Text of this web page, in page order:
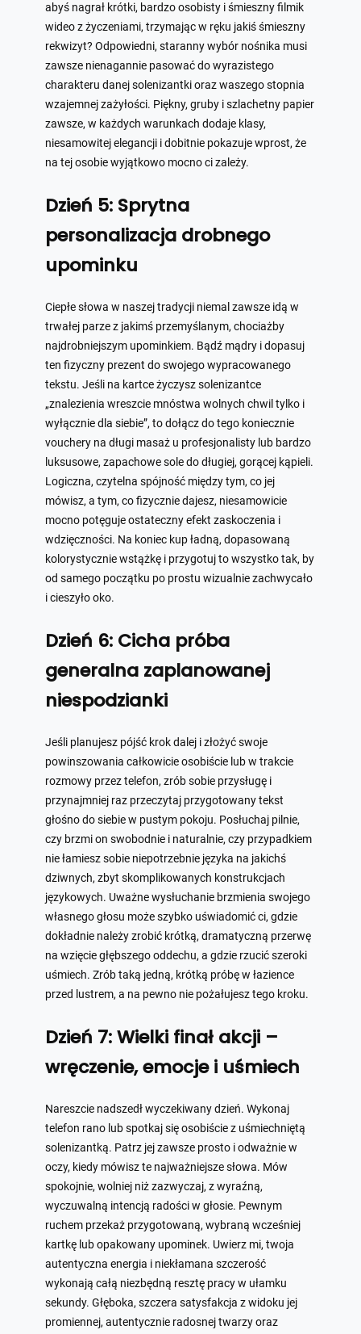
abyś nagrał krótki, bardzo osobisty i śmieszny filmik
wideo z życzeniami, trzymając w ręku jakiś śmieszny
rekwizyt? Odpowiedni, staranny wybór nośnika musi
zawsze nienagannie pasować do wyrazistego
charakteru danej solenizantki oraz waszego stopnia
wzajemnej zażyłości. Piękny, gruby i szlachetny papier
zawsze, w każdych warunkach dodaje klasy,
niesamowitej elegancji i dobitnie pokazuje wprost, że
na tej osobie wyjątkowo mocno ci zależy.
Dzień 5: Sprytna
personalizacja drobnego
upominku
Ciepłe słowa w naszej tradycji niemal zawsze idą w
trwałej parze z jakimś przemyślanym, chociażby
najdrobniejszym upominkiem. Bądź mądry i dopasuj
ten fizyczny prezent do swojego wypracowanego
tekstu. Jeśli na kartce życzysz solenizantce
„znalezienia wreszcie mnóstwa wolnych chwil tylko i
wyłącznie dla siebie”, to dołącz do tego koniecznie
vouchery na długi masaż u profesjonalisty lub bardzo
luksusowe, zapachowe sole do długiej, gorącej kąpieli.
Logiczna, czytelna spójność między tym, co jej
mówisz, a tym, co fizycznie dajesz, niesamowicie
mocno potęguje ostateczny efekt zaskoczenia i
wdzięczności. Na koniec kup ładną, dopasowaną
kolorystycznie wstążkę i przygotuj to wszystko tak, by
od samego początku po prostu wizualnie zachwycało
i cieszyło oko.
Dzień 6: Cicha próba
generalna zaplanowanej
niespodzianki
Jeśli planujesz pójść krok dalej i złożyć swoje
powinszowania całkowicie osobiście lub w trakcie
rozmowy przez telefon, zrób sobie przysługę i
przynajmniej raz przeczytaj przygotowany tekst
głośno do siebie w pustym pokoju. Posłuchaj pilnie,
czy brzmi on swobodnie i naturalnie, czy przypadkiem
nie łamiesz sobie niepotrzebnie języka na jakichś
dziwnych, zbyt skomplikowanych konstrukcjach
językowych. Uważne wysłuchanie brzmienia swojego
własnego głosu może szybko uświadomić ci, gdzie
dokładnie należy zrobić krótką, dramatyczną przerwę
na wzięcie głębszego oddechu, a gdzie rzucić szeroki
uśmiech. Zrób taką jedną, krótką próbę w łazience
przed lustrem, a na pewno nie pożałujesz tego kroku.
Dzień 7: Wielki finał akcji –
wręczenie, emocje i uśmiech
Nareszcie nadszedł wyczekiwany dzień. Wykonaj
telefon rano lub spotkaj się osobiście z uśmiechniętą
solenizantką. Patrz jej zawsze prosto i odważnie w
oczy, kiedy mówisz te najważniejsze słowa. Mów
spokojnie, wolniej niż zazwyczaj, z wyraźną,
wyczuwalną intencją radości w głosie. Pewnym
ruchem przekaż przygotowaną, wybraną wcześniej
kartkę lub opakowany upominek. Uwierz mi, twoja
autentyczna energia i niekłamana szczerość
wykonają całą niezbędną resztę pracy w ułamku
sekundy. Głęboka, szczera satysfakcja z widoku jej
promiennej, autentycznie radosnej twarzy oraz